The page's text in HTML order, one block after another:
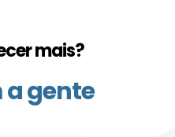
mais?
a gente